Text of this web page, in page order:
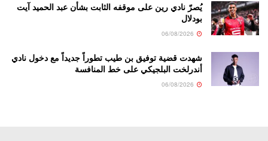
يُصرّ نادي رين على موقفه الثابت بشأن عبد الحميد آيت
بودلال
شهدت قضية توفيق بن طيب تطوراً جديداً مع دخول نادي
أندرلخت البلجيكي على خط المنافسة